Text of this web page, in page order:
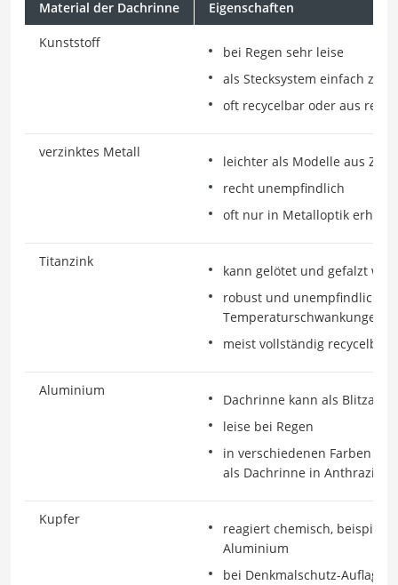
Material der Dachrinne Eigenschaften
Kunststoff
bei Regen sehr leise
als Stecksystem einfach zu
oft recycelbar oder aus
verzinktes Metall
leichter als Modelle aus
recht unempfindlich
oft nur in Metalloptik
Titanzink
kann gelötet und gefalzt
robust und unempfindlich
Temperaturschwankungen
meist vollständig recycelbar
Aluminium
Dachrinne kann als
leise bei Regen
in verschiedenen Farben
als Dachrinne in Anthrazit
Kupfer
reagiert chemisch,
Aluminium
bei Denkmalschutz-